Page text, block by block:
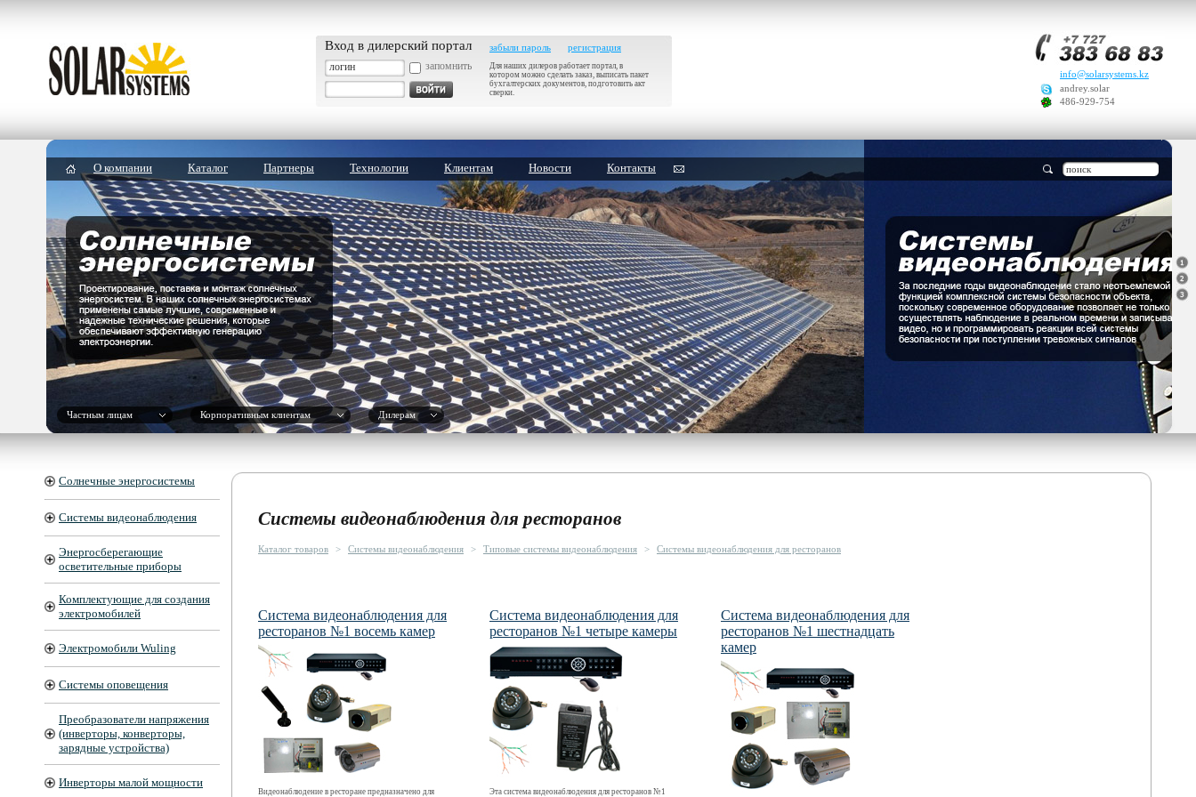
Вход в дилерский портал
запомнить
забыли пароль регистрация
Для наших дилеров работает портал, в
котором можно сделать заказ, выписать пакет
бухгалтерских документов, подготовить акт
сверки.
info@solarsystems.kz
andrey.solar
486-929-754
О компании Каталог Партнеры Технологии Клиентам Новости Контакты
Частным лицам Корпоративным клиентам Дилерам
Солнечные энергосистемы
Системы видеонаблюдения
Энергосберегающие
осветительные приборы
Комплектующие для создания
электромобилей
Электромобили Wuling
Системы оповещения
Преобразователи напряжения
(инверторы, конверторы,
зарядные устройства)
Инверторы малой мощности
Системы видеонаблюдения для ресторанов
Каталог товаров > Системы видеонаблюдения > Типовые системы видеонаблюдения > Системы видеонаблюдения для ресторанов
Система видеонаблюдения для
ресторанов №1 восемь камер
Видеонаблюдение в ресторане предназначено для
Система видеонаблюдения для
ресторанов №1 четыре камеры
Эта система видеонаблюдения для ресторанов №1
Система видеонаблюдения для
ресторанов №1 шестнадцать
камер